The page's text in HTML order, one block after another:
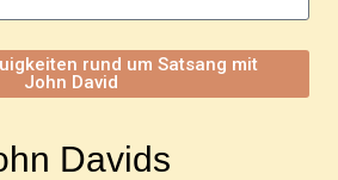
rund um Satsang mit
John David
Davids